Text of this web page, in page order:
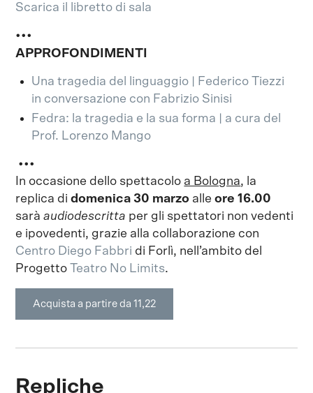
Scarica il libretto di sala
•••
APPROFONDIMENTI
Una tragedia del linguaggio | Federico Tiezzi
in conversazione con Fabrizio Sinisi
Fedra: la tragedia e la sua forma | a cura del
Prof. Lorenzo Mango
•••
In occasione dello spettacolo a Bologna, la
replica didomenica 30 marzo alleore 16.00
saràaudiodescritta per gli spettatori non vedenti
e ipovedenti, grazie alla collaborazione con
Centro Diego Fabbri di Forlì, nell’ambito del
Progetto Teatro No Limits.
Acquista a partire da 11,22
Repliche